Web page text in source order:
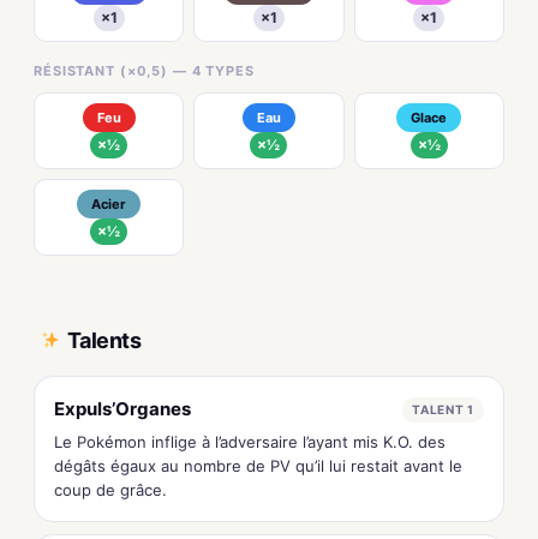
×1 ×1 ×1
RÉSISTANT (×0,5) — 4 TYPES
Feu
×½
Eau
×½
Glace
×½
Acier
×½
Talents
Expuls’Organes TALENT 1
Le Pokémon inflige à l’adversaire l’ayant mis K.O. des
dégâts égaux au nombre de PV qu’il lui restait avant le
coup de grâce.